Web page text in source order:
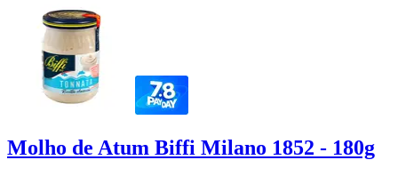
Molho de Atum Biffi Milano 1852 - 180g